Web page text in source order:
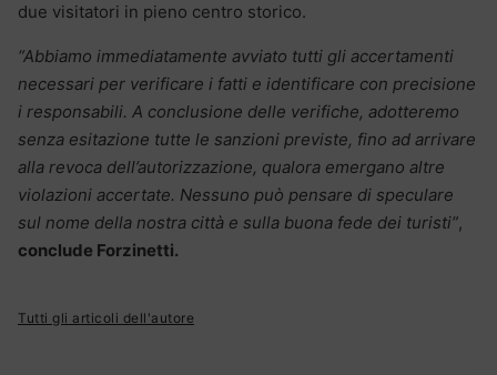
due visitatori in pieno centro storico.
“Abbiamo immediatamente avviato tutti gli accertamenti
necessari per verificare i fatti e identificare con precisione
i responsabili. A conclusione delle verifiche, adotteremo
senza esitazione tutte le sanzioni previste, fino ad arrivare
alla revoca dell’autorizzazione, qualora emergano altre
violazioni accertate. Nessuno può pensare di speculare
sul nome della nostra città e sulla buona fede dei turisti”,
conclude Forzinetti.
Tutti gli articoli dell'autore